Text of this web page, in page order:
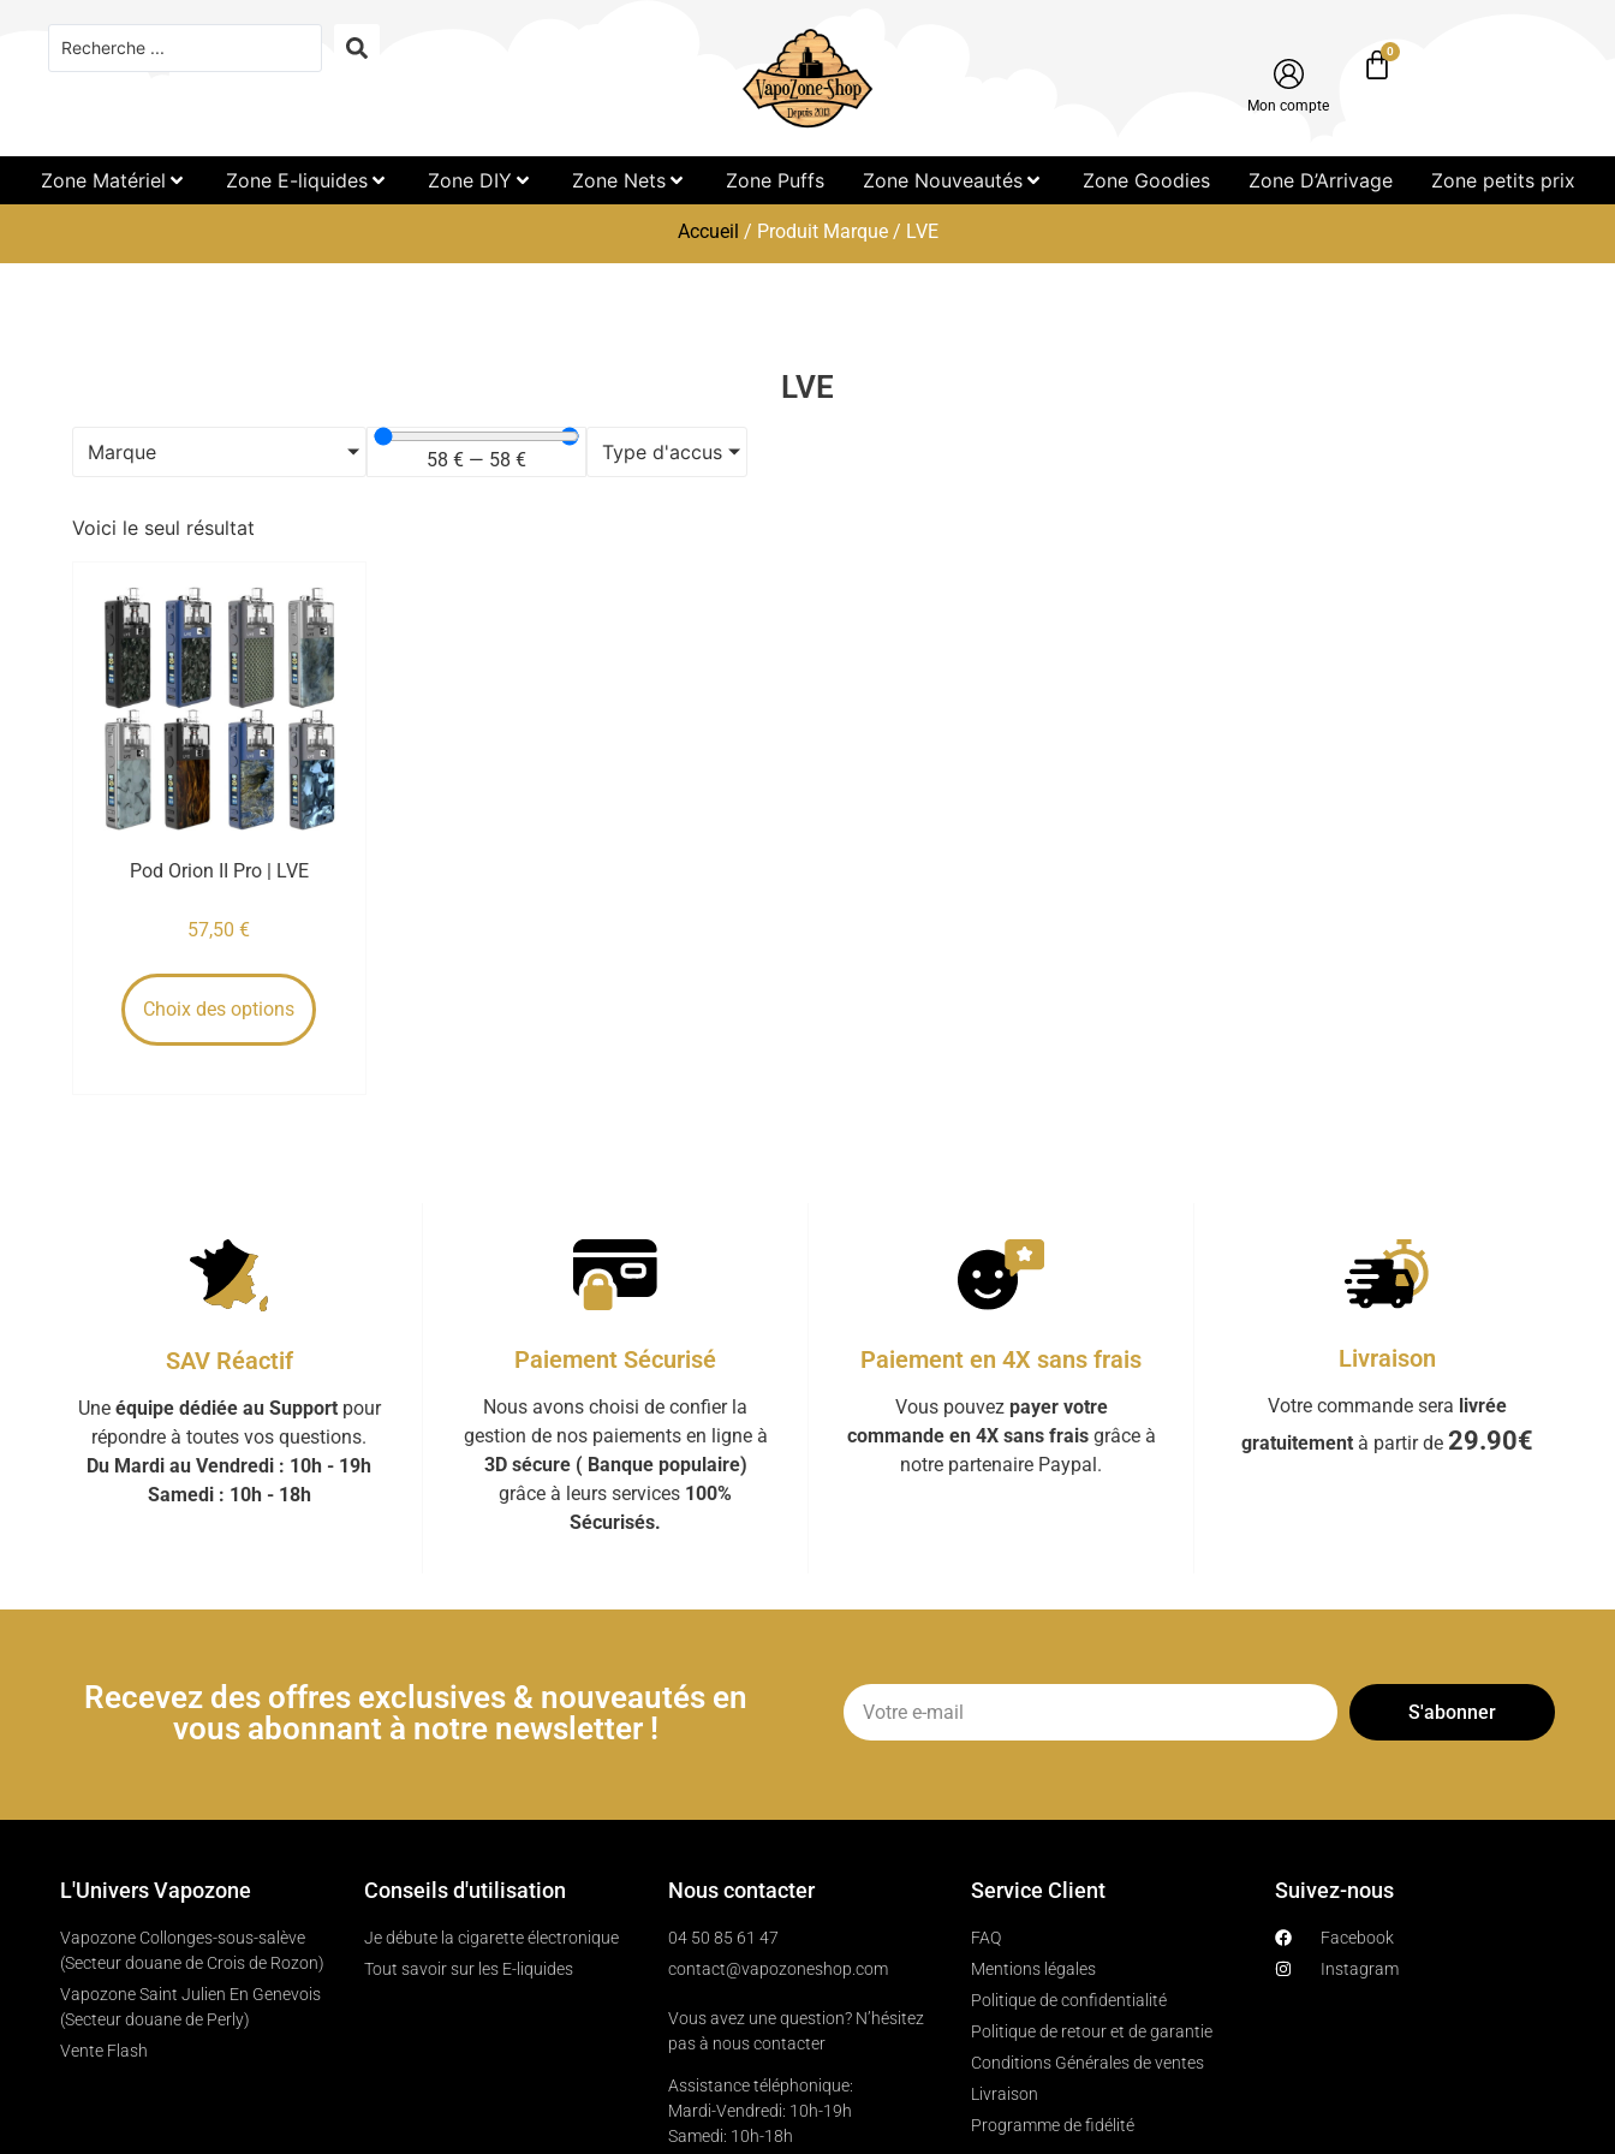
Mon compte
0
Zone Matériel Zone E-liquides Zone DIY Zone Nets Zone Puffs Zone Nouveautés Zone Goodies Zone D’Arrivage Zone petits prix
Accueil / Produit Marque / LVE
LVE
Marque 58 € — 58 € Type d'accus
Voici le seul résultat
Pod Orion II Pro | LVE
57,50€
Choix des options
SAV Réactif
Une équipe dédiée au Supportpour
répondre à toutes vos questions.
Du Mardi au Vendredi : 10h - 19h
Samedi : 10h - 18h
Paiement Sécurisé
Nous avons choisi de confier la
gestion de nos paiements en ligne à
3D sécure ( Banque populaire)
grâce à leurs services 100%
Sécurisés.
Paiement en 4X sans frais
Vous pouvez payer votre
commande en 4X sans fraisgrâce à
notre partenaire Paypal.
Livraison
Votre commande sera livrée
gratuitementà partir de 29.90€
Recevez des offres exclusives & nouveautés en
vous abonnant à notre newsletter !
S'abonner
L'Univers Vapozone
Vapozone Collonges-sous-salève
(Secteur douane de Crois de Rozon)
Vapozone Saint Julien En Genevois
(Secteur douane de Perly)
Vente Flash
Conseils d'utilisation
Je débute la cigarette électronique
Tout savoir sur les E-liquides
Nous contacter
04 50 85 61 47
contact@vapozoneshop.com
Vous avez une question? N’hésitez
pas à nous contacter
Assistance téléphonique:
Mardi-Vendredi: 10h-19h
Samedi: 10h-18h
Service Client
FAQ
Mentions légales
Politique de confidentialité
Politique de retour et de garantie
Conditions Générales de ventes
Livraison
Programme de fidélité
Suivez-nous
Facebook
Instagram